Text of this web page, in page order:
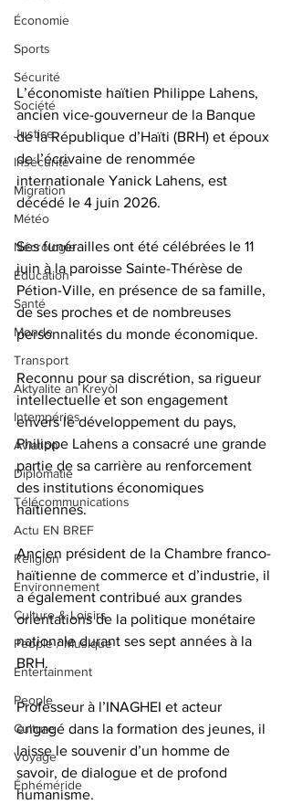
Économie
Sports
Sécurité
Société
Justice
Insécurité
Migration
Météo
Nécrologie
Éducation
Santé
Monde
Transport
Aktyalite an Kreyòl
Intempéries
Aviation
Diplomatie
Télécommunications
Actu EN BREF
Religion
Environnement
Culture & Loisirs
People / Musique
Entertainment
People
Culture
Voyage
Éphéméride
L’économiste haïtien Philippe Lahens,
ancien vice-gouverneur de la Banque
de la République d’Haïti (BRH) et époux
de l’écrivaine de renommée
internationale Yanick Lahens, est
décédé le 4 juin 2026.
Ses funérailles ont été célébrées le 11
juin à la paroisse Sainte-Thérèse de
Pétion-Ville, en présence de sa famille,
de ses proches et de nombreuses
personnalités du monde économique.
Reconnu pour sa discrétion, sa rigueur
intellectuelle et son engagement
envers le développement du pays,
Philippe Lahens a consacré une grande
partie de sa carrière au renforcement
des institutions économiques
haïtiennes.
Ancien président de la Chambre franco-
haïtienne de commerce et d’industrie, il
a également contribué aux grandes
orientations de la politique monétaire
nationale durant ses sept années à la
BRH.
Professeur à l’INAGHEI et acteur
engagé dans la formation des jeunes, il
laisse le souvenir d’un homme de
savoir, de dialogue et de profond
humanisme.